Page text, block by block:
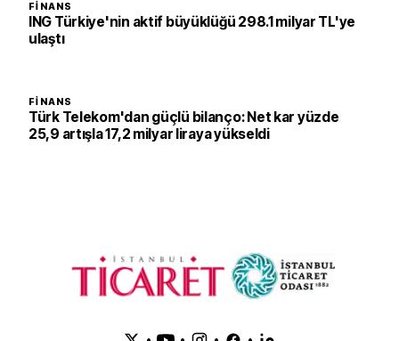
FINANS
ING Türkiye'nin aktif büyüklüğü 298.1 milyar TL'ye
ulaştı
FINANS
Türk Telekom'dan güçlü bilanço: Net kar yüzde
25,9 artışla 17,2 milyar liraya yükseldi